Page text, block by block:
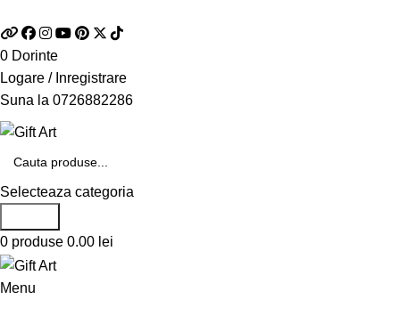
0 Dorinte
Logare / Inregistrare
Suna la 0726882286
Selecteaza categoria
0 produse 0.00 lei
Menu